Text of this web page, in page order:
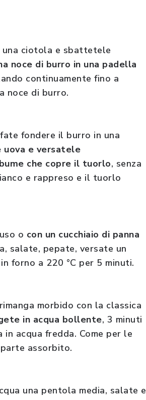
ciotola e sbattetele
noce di burro in una padella
continuamente fino a
noce di burro.
fondere il burro in una
e versatele
che copre il tuorlo, senza
e rappreso e il tuorlo
o con un cucchiaio di panna
salate, pepate, versate un
forno a 220 °C per 5 minuti.
morbido con la classica
in acqua bollente, 3 minuti
acqua fredda. Come per le
assorbito.
una pentola media, salate e